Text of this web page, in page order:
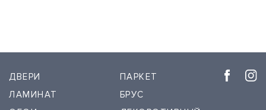
ДВЕРИ
ЛАМИНАТ
ПАРКЕТ
БРУС